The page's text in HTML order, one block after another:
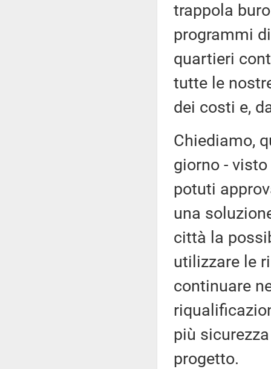
trappola
programmi
quartieri
tutte le
dei costi e,
Chiediamo,
giorno -
potuti
una
città la
utilizzare le
continuare
più
progetto.